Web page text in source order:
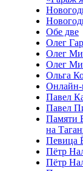
Обе две
Олег
Олег
Олег
Ольга
Онлайн-
Павел
Павел
Памяти
на
Певица
Пётр
Пётр